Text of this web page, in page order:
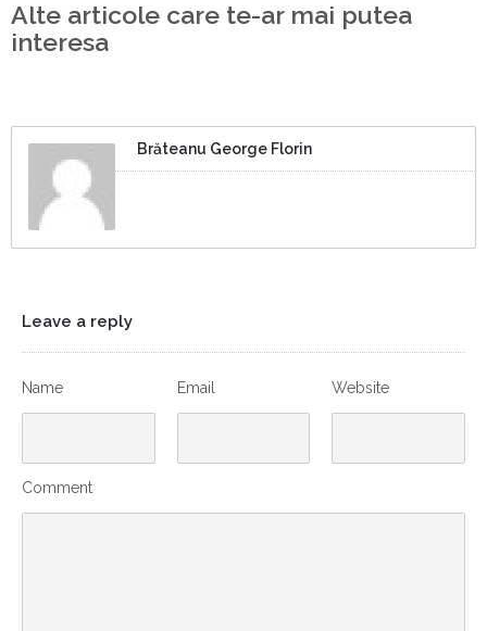
Alte articole care te-ar mai putea
interesa
Brăteanu George Florin
Leave a reply
Name Email Website
Comment